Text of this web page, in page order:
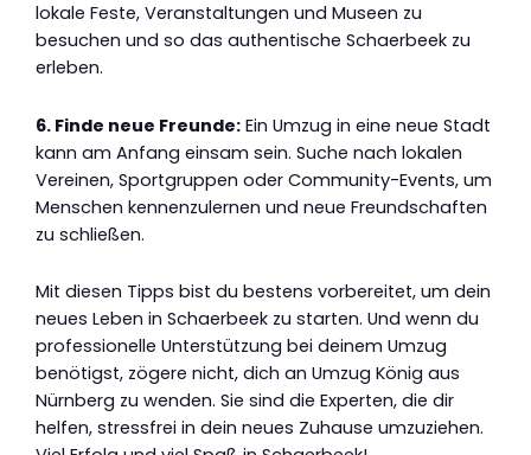
lokale Feste, Veranstaltungen und Museen zu
besuchen und so das authentische Schaerbeek zu
erleben.
6. Finde neue Freunde: Ein Umzug in eine neue Stadt
kann am Anfang einsam sein. Suche nach lokalen
Vereinen, Sportgruppen oder Community-Events, um
Menschen kennenzulernen und neue Freundschaften
zu schließen.
Mit diesen Tipps bist du bestens vorbereitet, um dein
neues Leben in Schaerbeek zu starten. Und wenn du
professionelle Unterstützung bei deinem Umzug
benötigst, zögere nicht, dich an Umzug König aus
Nürnberg zu wenden. Sie sind die Experten, die dir
helfen, stressfrei in dein neues Zuhause umzuziehen.